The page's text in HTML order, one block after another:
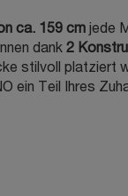
ca. 159 cm jede
dank 2
stilvoll platziert
ein Teil Ihres